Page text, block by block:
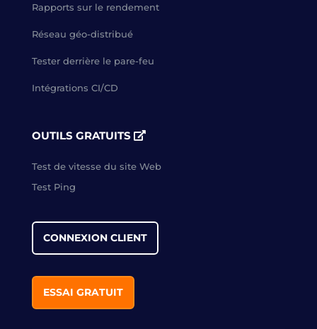
Rapports sur le rendement
Réseau géo-distribué
Tester derrière le pare-feu
Intégrations CI/CD
OUTILS GRATUITS
Test de vitesse du site Web
Test Ping
CONNEXION CLIENT
ESSAI GRATUIT